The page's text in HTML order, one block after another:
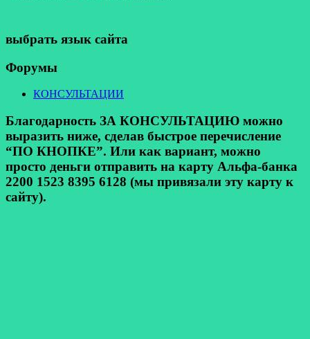
выбрать язык сайта
Форумы
КОНСУЛЬТАЦИИ
Благодарность ЗА КОНСУЛЬТАЦИЮ можно
выразить ниже, сделав быстрое перечисление
“ПО КНОПКЕ”. Или как вариант, можно
просто деньги отправить на карту Альфа-банка
2200 1523 8395 6128 (мы привязали эту карту к
сайту).